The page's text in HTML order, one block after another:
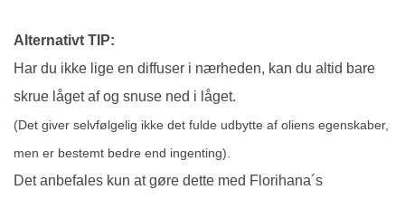
Alternativt TIP:
Har du ikke lige en diffuser i nærheden, kan du altid bare
skrue låget af og snuse ned i låget.
(Det giver selvfølgelig ikke det fulde udbytte af oliens egenskaber,
men er bestemt bedre end ingenting).
Det anbefales kun at gøre dette med Florihana´s